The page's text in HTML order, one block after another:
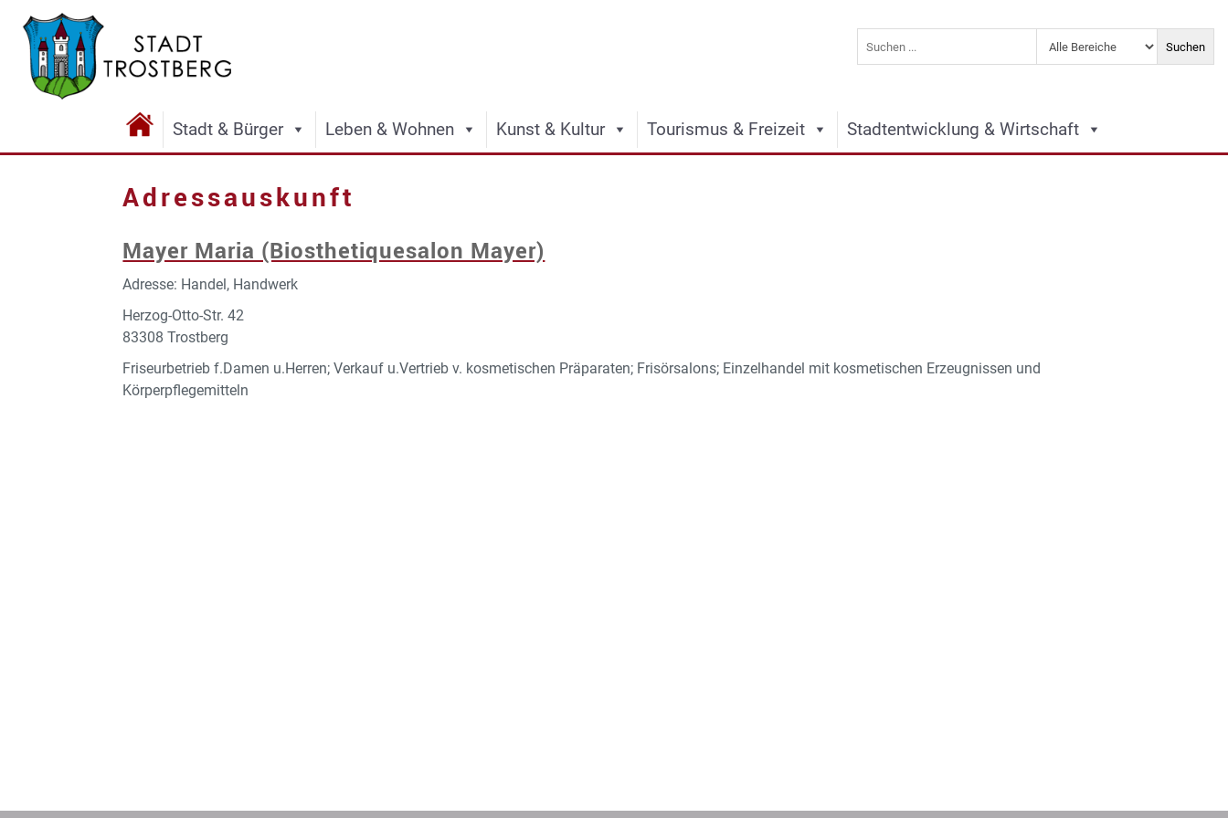
Stadt & Bürger Leben & Wohnen Kunst & Kultur Tourismus & Freizeit Stadtentwicklung & Wirtschaft
Adressauskunft
Mayer Maria (Biosthetiquesalon Mayer)
Adresse: Handel, Handwerk
Herzog-Otto-Str. 42
83308 Trostberg
Friseurbetrieb f.Damen u.Herren; Verkauf u.Vertrieb v. kosmetischen Präparaten; Frisörsalons; Einzelhandel mit kosmetischen Erzeugnissen und
Körperpflegemitteln